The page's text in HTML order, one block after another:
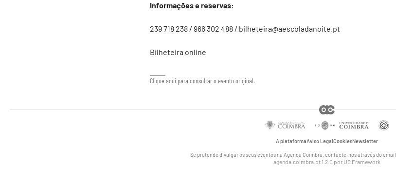
Informações e reservas:
239 718 238 / 966 302 488 / bilheteira@aescoladanoite.pt
Bilheteira online
Clique aqui para consultar o evento original.
A plataformaAviso LegalCookiesNewsletter
Se pretende divulgar os seus eventos na Agenda Coimbra, contacte-nos através do email
agenda.coimbra.pt 1.2.0 por UC Framework